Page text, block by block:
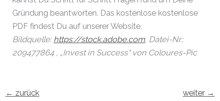
Gründung beantworten. Das kostenlose kostenlose
PDF findest Du auf unserer Website.
Bildquelle: https://stock.adobe.com, Datei-Nr.:
209477864 , „Invest in Success“ von Coloures-Pic
← zurück weiter →